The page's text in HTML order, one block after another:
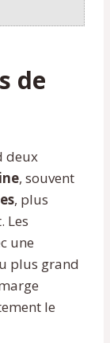
de
deux
, souvent
, plus
Les
une
plus grand
le